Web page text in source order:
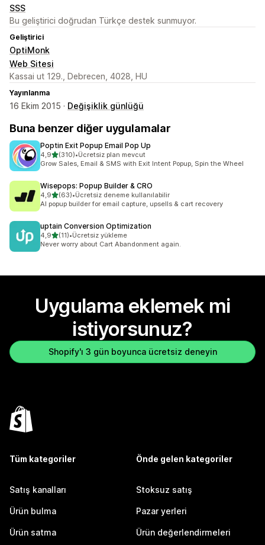
SSS
Bu geliştirici doğrudan Türkçe destek sunmuyor.
Geliştirici
OptiMonk
Web Sitesi
Kassai ut 129., Debrecen, 4028, HU
Yayınlanma
16 Ekim 2015 · Değişiklik günlüğü
Buna benzer diğer uygulamalar
Poptin Exit Popup Email Pop Up
4,95 yıldız üzerinden
(310)
toplam 310 değerlendirme
•Ücretsiz plan mevcut
Grow Sales, Email & SMS with Exit Intent Popup, Spin the Wheel
Wisepops: Popup Builder & CRO
4,95 yıldız üzerinden
(63)
toplam 63 değerlendirme
•Ücretsiz deneme kullanılabilir
AI popup builder for email capture, upsells & cart recovery
uptain Conversion Optimization
4,95 yıldız üzerinden
(11)
toplam 11 değerlendirme
•Ücretsiz yükleme
Never worry about Cart Abandonment again.
Uygulama eklemek mi
istiyorsunuz?
Shopify'ı 3 gün boyunca ücretsiz deneyin
Tüm kategoriler
Satış kanalları
Ürün bulma
Ürün satma
Önde gelen kategoriler
Stoksuz satış
Pazar yerleri
Ürün değerlendirmeleri